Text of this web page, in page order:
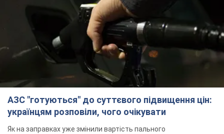
АЗС "готуються" до суттєвого підвищення цін:
українцям розповіли, чого очікувати
Як на заправках уже змінили вартість пального